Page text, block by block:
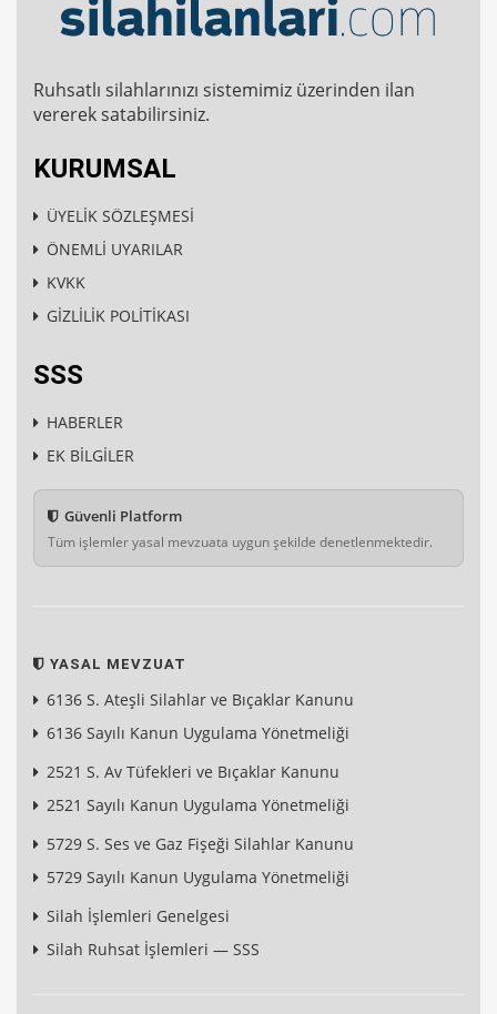
Ruhsatlı silahlarınızı sistemimiz üzerinden ilan
vererek satabilirsiniz.
KURUMSAL
ÜYELİK SÖZLEŞMESİ
ÖNEMLİ UYARILAR
KVKK
GİZLİLİK POLİTİKASI
SSS
HABERLER
EK BİLGİLER
Güvenli Platform
Tüm işlemler yasal mevzuata uygun şekilde denetlenmektedir.
YASAL MEVZUAT
6136 S. Ateşli Silahlar ve Bıçaklar Kanunu
6136 Sayılı Kanun Uygulama Yönetmeliği
2521 S. Av Tüfekleri ve Bıçaklar Kanunu
2521 Sayılı Kanun Uygulama Yönetmeliği
5729 S. Ses ve Gaz Fişeği Silahlar Kanunu
5729 Sayılı Kanun Uygulama Yönetmeliği
Silah İşlemleri Genelgesi
Silah Ruhsat İşlemleri — SSS